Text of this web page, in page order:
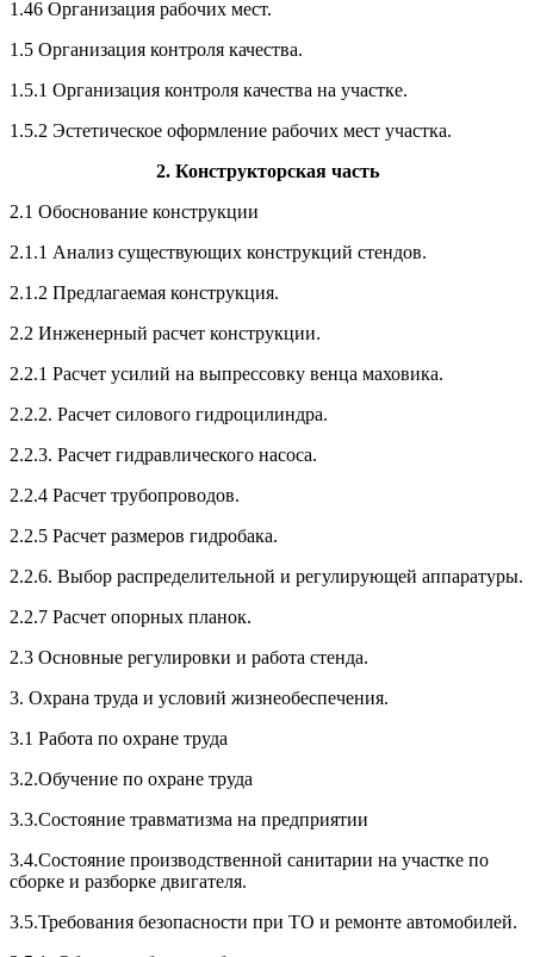
1.46 Организация рабочих мест.
1.5 Организация контроля качества.
1.5.1 Организация контроля качества на участке.
1.5.2 Эстетическое оформление рабочих мест участка.
2. Конструкторская часть
2.1 Обоснование конструкции
2.1.1 Анализ существующих конструкций стендов.
2.1.2 Предлагаемая конструкция.
2.2 Инженерный расчет конструкции.
2.2.1 Расчет усилий на выпрессовку венца маховика.
2.2.2. Расчет силового гидроцилиндра.
2.2.3. Расчет гидравлического насоса.
2.2.4 Расчет трубопроводов.
2.2.5 Расчет размеров гидробака.
2.2.6. Выбор распределительной и регулирующей аппаратуры.
2.2.7 Расчет опорных планок.
2.3 Основные регулировки и работа стенда.
3. Охрана труда и условий жизнеобеспечения.
3.1 Работа по охране труда
3.2.Обучение по охране труда
3.3.Состояние травматизма на предприятии
3.4.Состояние производственной санитарии на участке по
сборке и разборке двигателя.
3.5.Требования безопасности при ТО и ремонте автомобилей.